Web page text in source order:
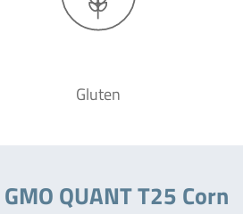
Gluten
QUANT T25 Corn